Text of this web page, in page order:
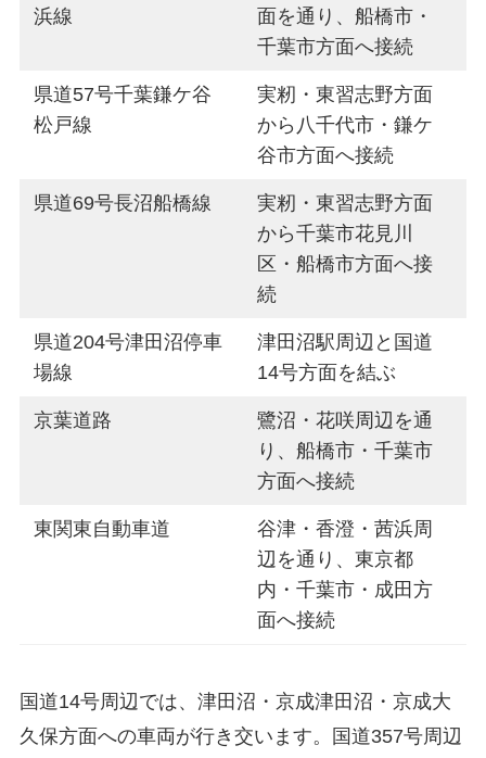
浜線
面を通り、船橋市・
千葉市方面へ接続
県道57号千葉鎌ケ谷
松戸線
実籾・東習志野方面
から八千代市・鎌ケ
谷市方面へ接続
県道69号長沼船橋線
実籾・東習志野方面
から千葉市花見川
区・船橋市方面へ接
続
県道204号津田沼停車
場線
津田沼駅周辺と国道
14号方面を結ぶ
京葉道路
鷺沼・花咲周辺を通
り、船橋市・千葉市
方面へ接続
東関東自動車道
谷津・香澄・茜浜周
辺を通り、東京都
内・千葉市・成田方
面へ接続
国道14号周辺では、津田沼・京成津田沼・京成大
久保方面への車両が行き交います。国道357号周辺